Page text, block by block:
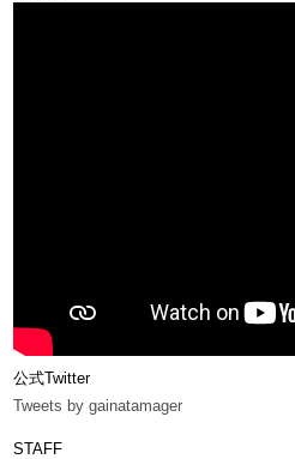
公式Twitter
Tweets by gainatamager
STAFF